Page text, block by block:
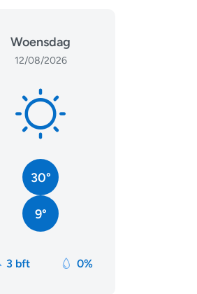
Woensdag
12/08/2026
30°
9°
3 bft 0%